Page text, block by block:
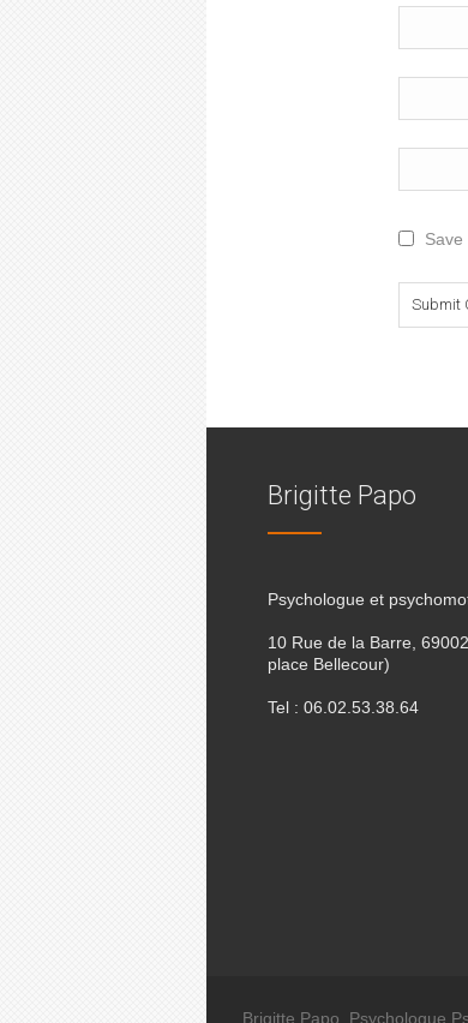
Brigitte Papo
Psychologue et
10 Rue de la Barre,
place Bellecour)
Tel : 06.02.53.38.64
Brigitte Papo. Psychologue